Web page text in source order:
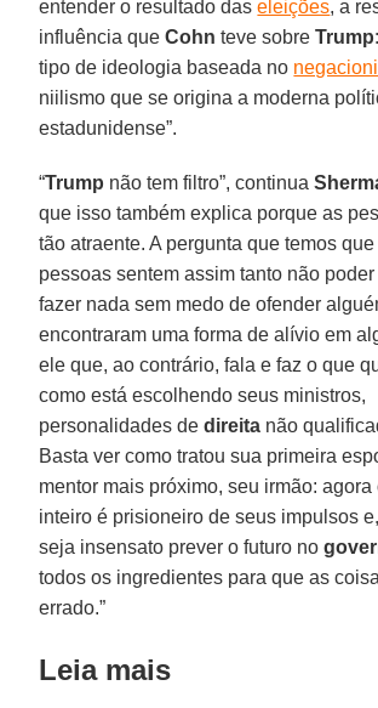
entender o resultado daseleições, a
influência queCohn teve sobreTrump
tipo de ideologia baseada no
niilismo que se origina a moderna
estadunidense”.
“Trump não tem filtro”, continua
que isso também explica porque as
tão atraente. A pergunta que temos
pessoas sentem assim tanto não
fazer nada sem medo de ofender
encontraram uma forma de alívio em
ele que, ao contrário, fala e faz o que
como está escolhendo seus ministros,
personalidades dedireita não
Basta ver como tratou sua primeira
mentor mais próximo, seu irmão: agora
inteiro é prisioneiro de seus impulsos
seja insensato prever o futuro no
todos os ingredientes para que as
errado.”
Leia mais